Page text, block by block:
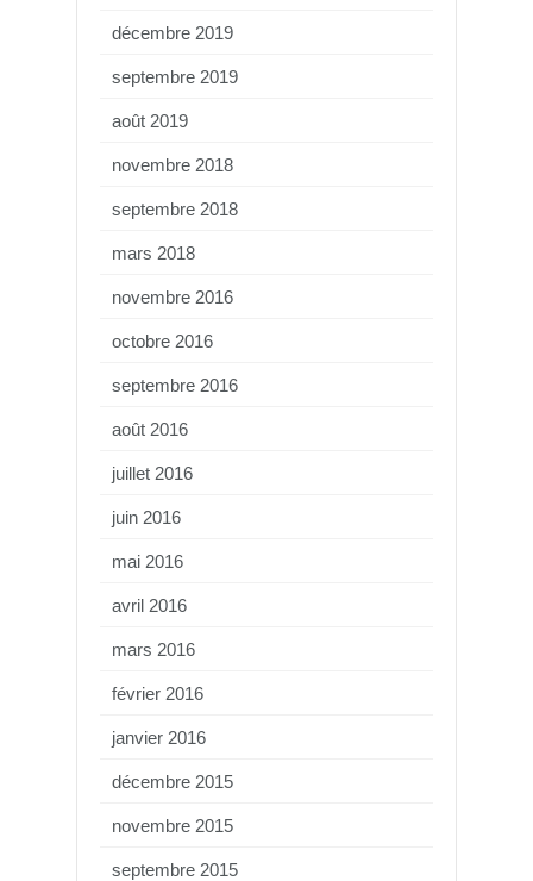
décembre 2019
septembre 2019
août 2019
novembre 2018
septembre 2018
mars 2018
novembre 2016
octobre 2016
septembre 2016
août 2016
juillet 2016
juin 2016
mai 2016
avril 2016
mars 2016
février 2016
janvier 2016
décembre 2015
novembre 2015
septembre 2015